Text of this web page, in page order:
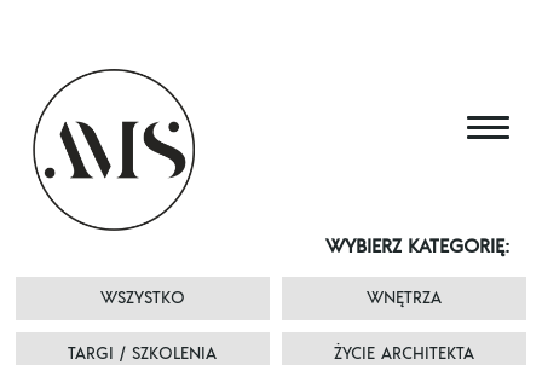
WYBIERZ KATEGORIĘ:
WSZYSTKO
TARGI / SZKOLENIA
WNĘTRZA
ŻYCIE ARCHITEKTA